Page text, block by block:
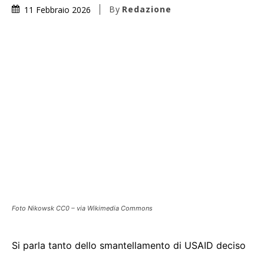
11 Febbraio 2026 By Redazione
Foto Nikowsk CC0 – via Wikimedia Commons
Si parla tanto dello smantellamento di USAID deciso